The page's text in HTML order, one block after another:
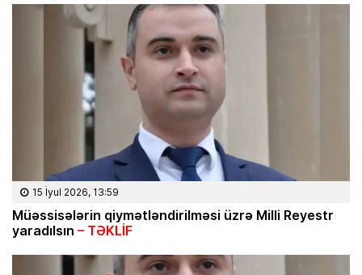
15 İyul 2026, 13:59
Müəssisələrin qiymətləndirilməsi üzrə Milli Reyestr
yaradılsın – TƏKLİF